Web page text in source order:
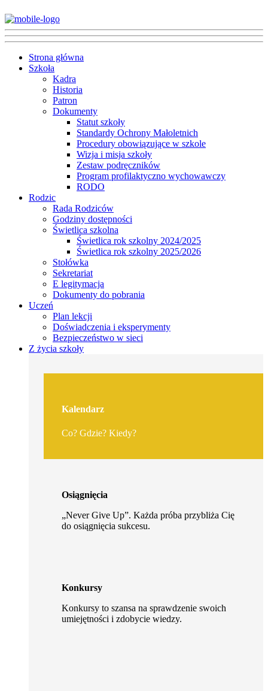
Strona główna
Szkoła
Kadra
Historia
Patron
Dokumenty
Statut szkoły
Standardy Ochrony Małoletnich
Procedury obowiązujące w szkole
Wizja i misja szkoły
Zestaw podręczników
Program profilaktyczno wychowawczy
RODO
Rodzic
Rada Rodziców
Godziny dostępności
Świetlica szkolna
Świetlica rok szkolny 2024/2025
Świetlica rok szkolny 2025/2026
Stołówka
Sekretariat
E legitymacja
Dokumenty do pobrania
Uczeń
Plan lekcji
Doświadczenia i eksperymenty
Bezpieczeństwo w sieci
Z życia szkoły
Kalendarz
Co? Gdzie? Kiedy?
Osiągnięcia
„Never Give Up”. Każda próba przybliża Cię
do osiągnięcia sukcesu.
Konkursy
Konkursy to szansa na sprawdzenie swoich
umiejętności i zdobycie wiedzy.